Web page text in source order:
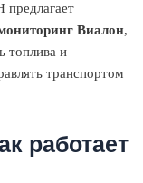
Виалон,
топлива и
транспортом
работает